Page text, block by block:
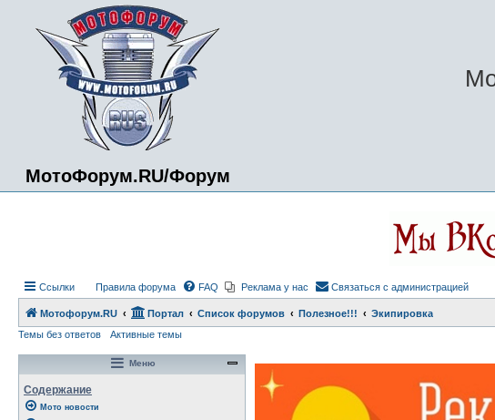
МотоФорум.RU/Форум
Ссылки Правила форума FAQ Реклама у нас Связаться с администрацией
Мотофорум.RU Портал Список форумов Полезное!!!
Экипировка
Темы без ответов
Активные темы
Меню
Содержание
Мото новости